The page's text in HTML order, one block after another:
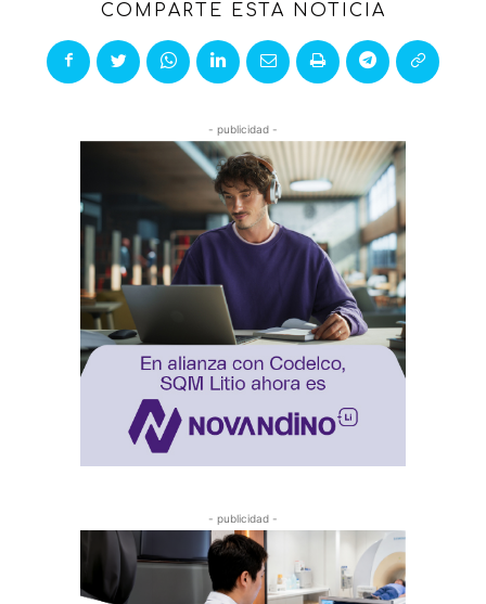
COMPARTE ESTA NOTICIA
- publicidad -
- publicidad -